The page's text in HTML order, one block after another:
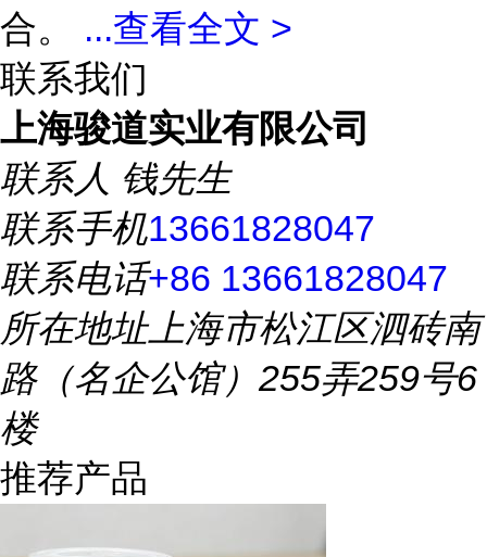
合。 ...查看全文 >
联系我们
上海骏道实业有限公司
联系人 钱先生
联系手机13661828047
联系电话+86 13661828047
所在地址上海市松江区泗砖南
路（名企公馆）255弄259号6
楼
推荐产品